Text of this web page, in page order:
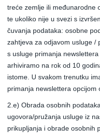
treće zemlje ili međunarodne
te ukoliko nije u svezi s
čuvanja podataka: osobne
zahtjeva za odjavom usluge /
s usluge primanja
arhiviramo na rok od 10
istome. U svakom trenutku
primanja newslettera opcijom
2.e) Obrada osobnih
ugovora/pružanja usluge iz
prikupljanja i obrade osobnih